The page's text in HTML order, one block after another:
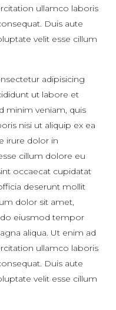
ullamco laboris
Duis aute
velit esse cillum
adipisicing
ut labore et
minim veniam, quis
nisi ut aliquip ex ea
irure dolor in
cillum dolore eu
occaecat cupidatat
deserunt mollit
dolor sit amet,
eiusmod tempor
aliqua. Ut enim ad
ullamco laboris
Duis aute
velit esse cillum